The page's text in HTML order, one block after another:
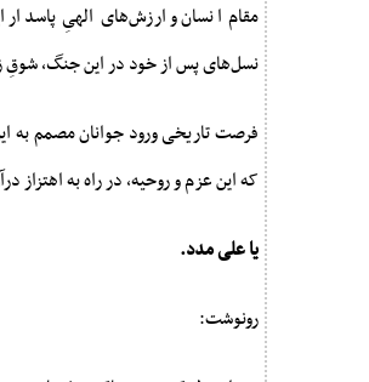
مقام انسان و ارزش‌های الهیِ
نسل‌های پس از خود در این جنگ، شوقِ
فرصت تاریخی ورود جوانان مصمم به
که این عزم و روحیه، در راه به اهتزاز
یا علی مدد.
رونوشت: